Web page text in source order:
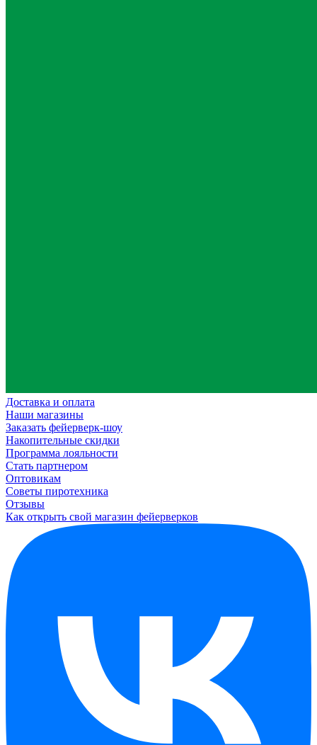
Доставка и оплата
Наши магазины
Заказать фейерверк-шоу
Накопительные скидки
Программа лояльности
Стать партнером
Оптовикам
Советы пиротехника
Отзывы
Как открыть свой магазин фейерверков